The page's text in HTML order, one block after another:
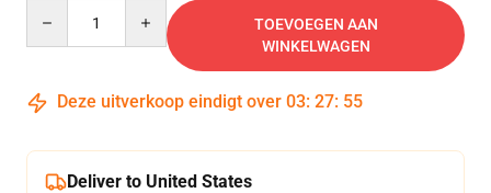
TOEVOEGEN AAN
WINKELWAGEN
Deze uitverkoop eindigt over 03: 27: 54
Deliver to United States